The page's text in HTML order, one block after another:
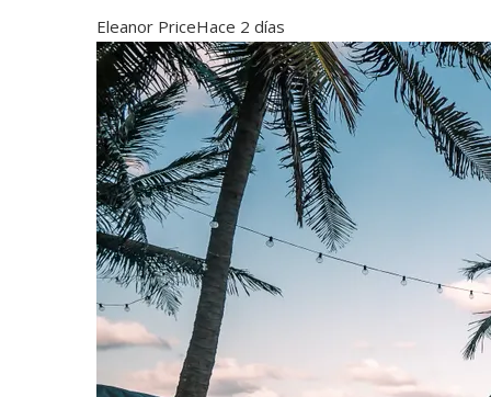
Eleanor PriceHace 2 días